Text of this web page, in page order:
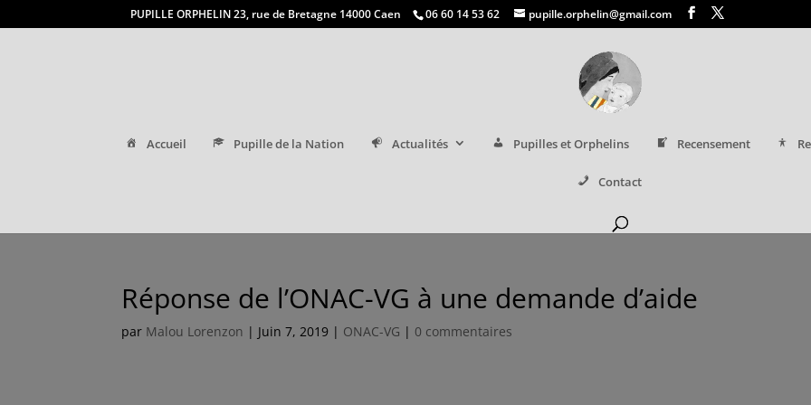
PUPILLE ORPHELIN 23, rue de Bretagne 14000 Caen 06 60 14 53 62 pupille.orphelin@gmail.com
Accueil Pupille de la Nation Actualités Pupilles et Orphelins Recensement
Contact
Réponse de l’ONAC-VG à une demande d’aide
par Malou Lorenzon | Juin 7, 2019 | ONAC-VG | 0 commentaires